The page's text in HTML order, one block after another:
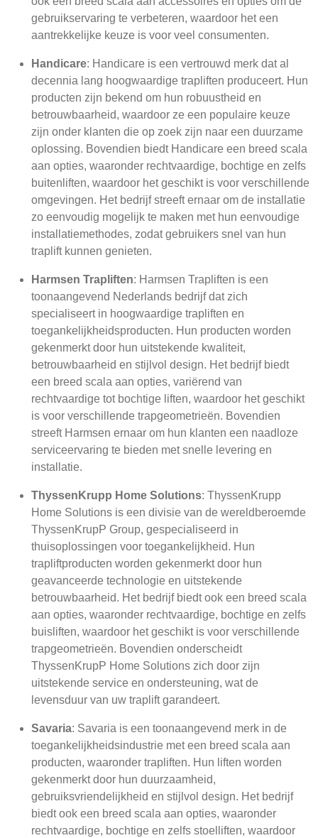
gebruikservaring te verbeteren, waardoor het een
aantrekkelijke keuze is voor veel consumenten.
Handicare: Handicare is een vertrouwd merk dat al
decennia lang hoogwaardige trapliften produceert. Hun
producten zijn bekend om hun robuustheid en
betrouwbaarheid, waardoor ze een populaire keuze
zijn onder klanten die op zoek zijn naar een duurzame
oplossing. Bovendien biedt Handicare een breed scala
aan opties, waaronder rechtvaardige, bochtige en zelfs
buitenliften, waardoor het geschikt is voor verschillende
omgevingen. Het bedrijf streeft ernaar om de installatie
zo eenvoudig mogelijk te maken met hun eenvoudige
installatiemethodes, zodat gebruikers snel van hun
traplift kunnen genieten.
Harmsen Trapliften: Harmsen Trapliften is een
toonaangevend Nederlands bedrijf dat zich
specialiseert in hoogwaardige trapliften en
toegankelijkheidsproducten. Hun producten worden
gekenmerkt door hun uitstekende kwaliteit,
betrouwbaarheid en stijlvol design. Het bedrijf biedt
een breed scala aan opties, variërend van
rechtvaardige tot bochtige liften, waardoor het geschikt
is voor verschillende trapgeometrieën. Bovendien
streeft Harmsen ernaar om hun klanten een naadloze
serviceervaring te bieden met snelle levering en
installatie.
ThyssenKrupp Home Solutions: ThyssenKrupp
Home Solutions is een divisie van de wereldberoemde
ThyssenKrupP Group, gespecialiseerd in
thuisoplossingen voor toegankelijkheid. Hun
trapliftproducten worden gekenmerkt door hun
geavanceerde technologie en uitstekende
betrouwbaarheid. Het bedrijf biedt ook een breed scala
aan opties, waaronder rechtvaardige, bochtige en zelfs
buisliften, waardoor het geschikt is voor verschillende
trapgeometrieën. Bovendien onderscheidt
ThyssenKrupP Home Solutions zich door zijn
uitstekende service en ondersteuning, wat de
levensduur van uw traplift garandeert.
Savaria: Savaria is een toonaangevend merk in de
toegankelijkheidsindustrie met een breed scala aan
producten, waaronder trapliften. Hun liften worden
gekenmerkt door hun duurzaamheid,
gebruiksvriendelijkheid en stijlvol design. Het bedrijf
biedt ook een breed scala aan opties, waaronder
rechtvaardige, bochtige en zelfs stoelliften, waardoor